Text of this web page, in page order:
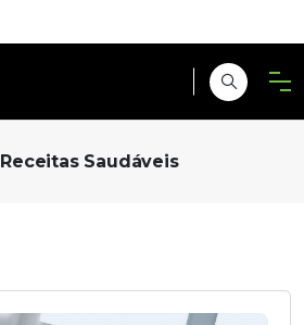
Receitas Saudáveis